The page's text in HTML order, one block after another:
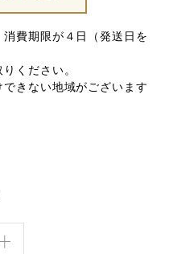
費期限が４日（発送日を
ください。
きない地域がございます